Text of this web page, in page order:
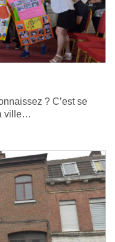
? C’est se
ville…